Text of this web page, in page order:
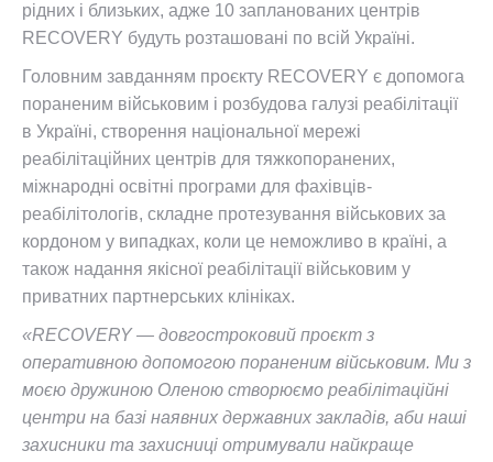
рідних і близьких, адже 10 запланованих центрів
RECOVERY будуть розташовані по всій Україні.
Головним завданням проєкту RECOVERY є допомога
пораненим військовим і розбудова галузі реабілітації
в Україні, створення національної мережі
реабілітаційних центрів для тяжкопоранених,
міжнародні освітні програми для фахівців-
реабілітологів, складне протезування військових за
кордоном у випадках, коли це неможливо в країні, а
також надання якісної реабілітації військовим у
приватних партнерських клініках.
«RECOVERY — довгостроковий проєкт з
оперативною допомогою пораненим військовим. Ми з
моєю дружиною Оленою створюємо реабілітаційні
центри на базі наявних державних закладів, аби наші
захисники та захисниці отримували найкраще